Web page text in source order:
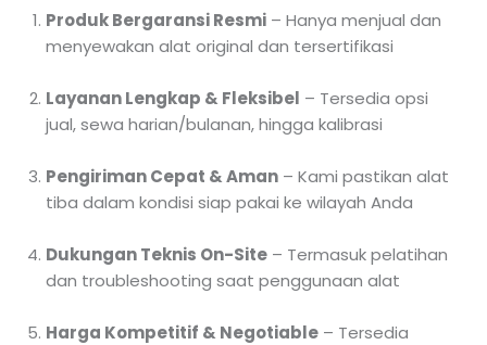
Produk Bergaransi Resmi – Hanya menjual dan
menyewakan alat original dan tersertifikasi
Layanan Lengkap & Fleksibel – Tersedia opsi
jual, sewa harian/bulanan, hingga kalibrasi
Pengiriman Cepat & Aman – Kami pastikan alat
tiba dalam kondisi siap pakai ke wilayah Anda
Dukungan Teknis On-Site – Termasuk pelatihan
dan troubleshooting saat penggunaan alat
Harga Kompetitif & Negotiable – Tersedia